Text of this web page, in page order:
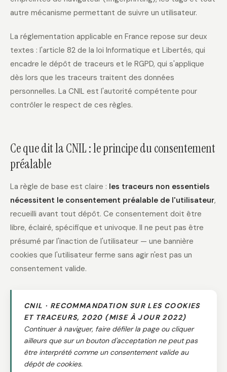
autre mécanisme permettant de suivre un utilisateur.
La réglementation applicable en France repose sur deux
textes : l'article 82 de la loi Informatique et Libertés, qui
encadre le dépôt de traceurs et le RGPD, qui s'applique
dès lors que les traceurs traitent des données
personnelles. La CNIL est l'autorité compétente pour
contrôler le respect de ces règles.
Ce que dit la CNIL : le principe du consentement
préalable
La règle de base est claire : les traceurs non essentiels
nécessitent le consentement préalable de l'utilisateur,
recueilli avant tout dépôt. Ce consentement doit être
libre, éclairé, spécifique et univoque. Il ne peut pas être
présumé par l'inaction de l'utilisateur — une bannière
cookies que l'utilisateur ferme sans agir n'est pas un
consentement valide.
CNIL · RECOMMANDATION SUR LES COOKIES
ET TRACEURS, 2020 (MISE À JOUR 2022)
Continuer à naviguer, faire défiler la page ou cliquer
ailleurs que sur un bouton d'acceptation ne peut pas
être interprété comme un consentement valide au
dépôt de cookies.